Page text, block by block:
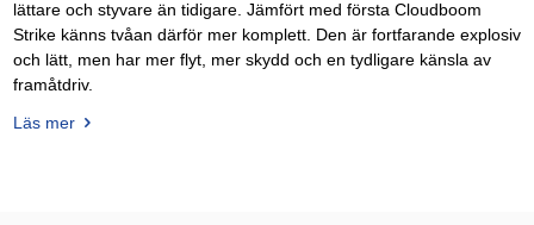
lättare och styvare än tidigare. Jämfört med första Cloudboom
Strike känns tvåan därför mer komplett. Den är fortfarande explosiv
och lätt, men har mer flyt, mer skydd och en tydligare känsla av
framåtdriv.
Läs mer